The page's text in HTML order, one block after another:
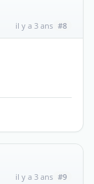
il y a 3 ans #8
il y a 3 ans #9